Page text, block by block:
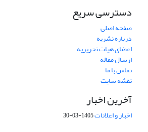
دسترسی سریع
صفحه اصلی
درباره نشریه
اعضای هیات تحریریه
ارسال مقاله
تماس با ما
نقشه سایت
آخرین اخبار
اخبار و اعلانات1405-03-30